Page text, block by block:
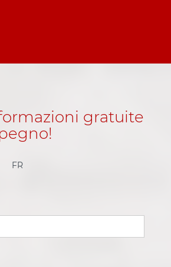
gratuite
FR